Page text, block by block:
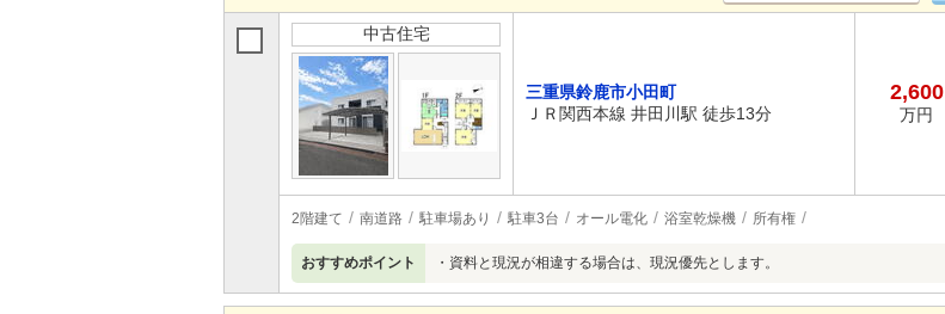
中古住宅
三重県鈴鹿市小田町
ＪＲ関西本線 井田川駅 徒歩13分
2,600
万円
2階建て 南道路 駐車場あり 駐車3台 オール電化 浴室乾燥機 所有権
おすすめポイント ・資料と現況が相違する場合は、現況優先とします。